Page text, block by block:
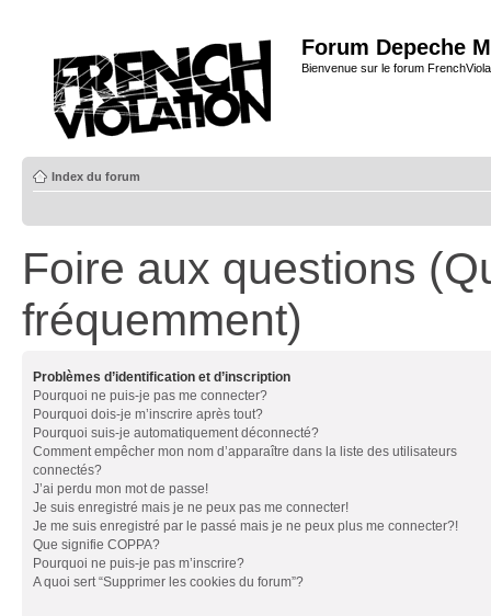
Forum Depeche
Bienvenue sur le forum
Index du forum
Foire aux questions
fréquemment)
Problèmes d’identification et d’inscription
Pourquoi ne puis-je pas me connecter?
Pourquoi dois-je m’inscrire après tout?
Pourquoi suis-je automatiquement déconnecté?
Comment empêcher mon nom d’apparaître dans la liste des utilisateurs
connectés?
J’ai perdu mon mot de passe!
Je suis enregistré mais je ne peux pas me connecter!
Je me suis enregistré par le passé mais je ne peux plus me connecter?!
Que signifie COPPA?
Pourquoi ne puis-je pas m’inscrire?
A quoi sert “Supprimer les cookies du forum”?